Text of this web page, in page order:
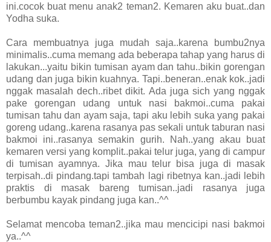
ini.cocok buat menu anak2 teman2. Kemaren aku buat..dan
Yodha suka.
Cara membuatnya juga mudah saja..karena bumbu2nya
minimalis..cuma memang ada beberapa tahap yang harus di
lakukan...yaitu bikin tumisan ayam dan tahu..bikin gorengan
udang dan juga bikin kuahnya. Tapi..beneran..enak kok..jadi
nggak masalah dech..ribet dikit. Ada juga sich yang nggak
pake gorengan udang untuk nasi bakmoi..cuma pakai
tumisan tahu dan ayam saja, tapi aku lebih suka yang pakai
goreng udang..karena rasanya pas sekali untuk taburan nasi
bakmoi ini..rasanya semakin gurih. Nah..yang akau buat
kemaren versi yang komplit..pakai telur juga, yang di campur
di tumisan ayamnya. Jika mau telur bisa juga di masak
terpisah..di pindang.tapi tambah lagi ribetnya kan..jadi lebih
praktis di masak bareng tumisan..jadi rasanya juga
berbumbu kayak pindang juga kan..^^
Selamat mencoba teman2..jika mau mencicipi nasi bakmoi
ya..^^